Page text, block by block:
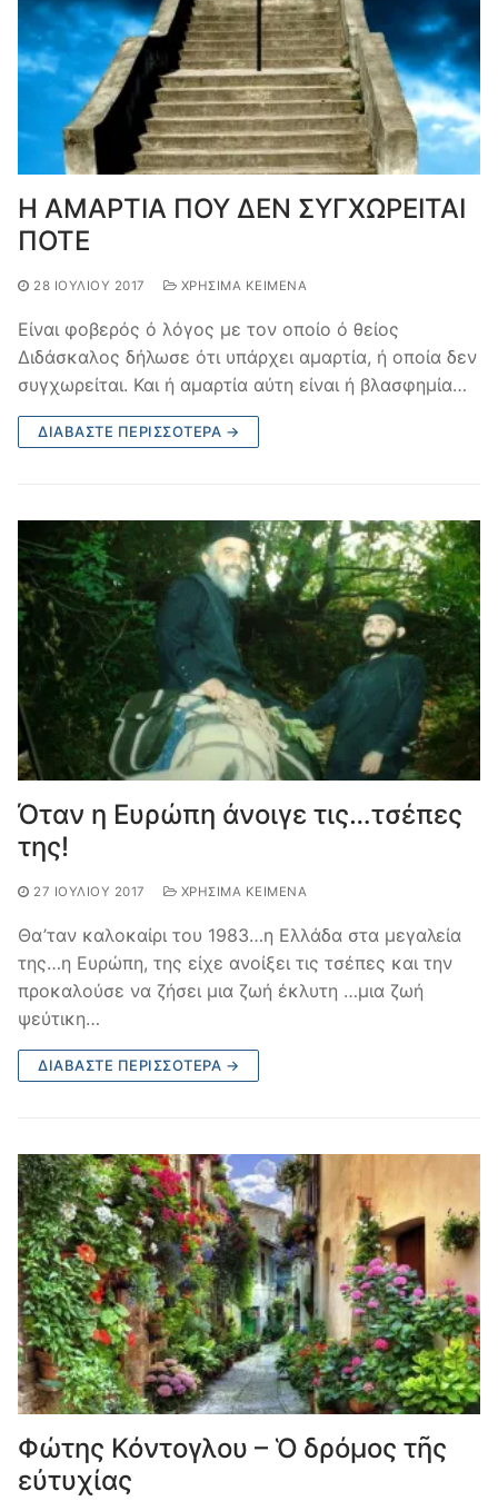
Η ΑΜΑΡΤΙΑ ΠΟΥ ΔΕΝ ΣΥΓΧΩΡΕΙΤΑΙ
ΠΟΤΕ
28 ΙΟΥΛΊΟΥ 2017 ΧΡΉΣΙΜΑ ΚΕΊΜΕΝΑ
Είναι φοβερός ό λόγος με τον οποίο ό θείος
Διδάσκαλος δήλωσε ότι υπάρχει αμαρτία, ή οποία δεν
συγχωρείται. Και ή αμαρτία αύτη είναι ή βλασφημία…
ΔΙΑΒΆΣΤΕ ΠΕΡΙΣΣΌΤΕΡΑ →
Όταν η Ευρώπη άνοιγε τις…τσέπες
της!
27 ΙΟΥΛΊΟΥ 2017 ΧΡΉΣΙΜΑ ΚΕΊΜΕΝΑ
Θα’ταν καλοκαίρι του 1983…η Ελλάδα στα μεγαλεία
της…η Ευρώπη, της είχε ανοίξει τις τσέπες και την
προκαλούσε να ζήσει μια ζωή έκλυτη …μια ζωή
ψεύτικη…
ΔΙΑΒΆΣΤΕ ΠΕΡΙΣΣΌΤΕΡΑ →
Φώτης Κόντογλου – Ὁ δρόμος τῆς
εὐτυχίας